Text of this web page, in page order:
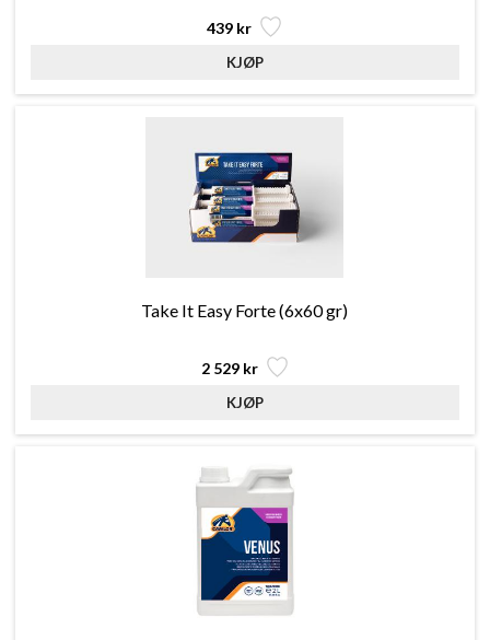
439 kr
Take It Easy Forte (6x60 gr)
2 529 kr